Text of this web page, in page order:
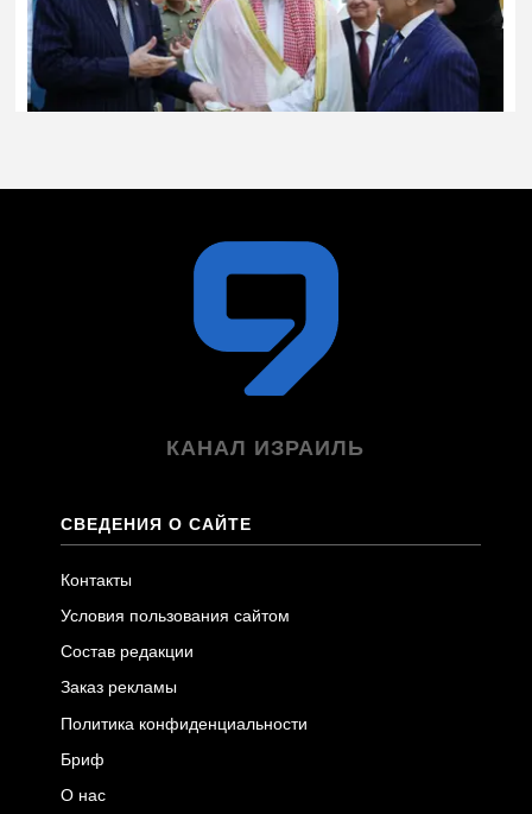
КАНАЛ ИЗРАИЛЬ
СВЕДЕНИЯ О САЙТЕ
Контакты
Условия пользования сайтом
Состав редакции
Заказ рекламы
Политика конфиденциальности
Бриф
О нас